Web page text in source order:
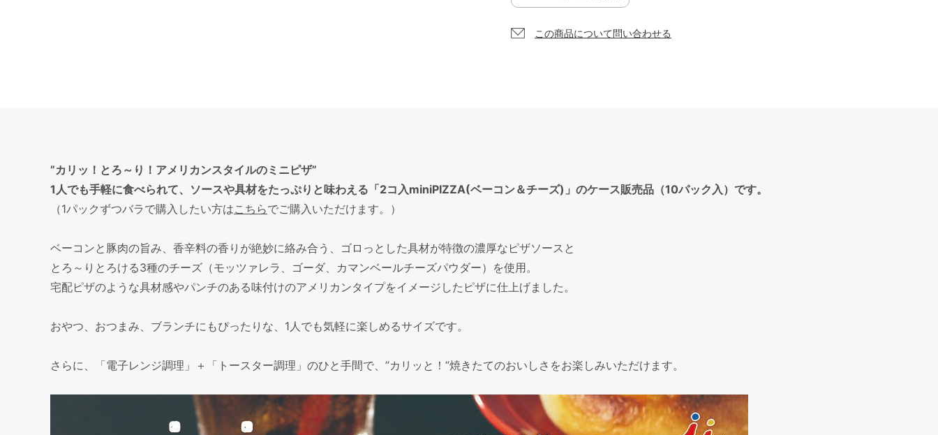
この商品について問い合わせる
”カリッ！とろ～り！アメリカンスタイルのミニピザ”
1人でも手軽に食べられて、ソースや具材をたっぷりと味わえる「2コ入miniPIZZA(ベーコン＆チーズ)」のケース販売品（10パック入）です。
（1パックずつバラで購入したい方はこちらでご購入いただけます。）
ベーコンと豚肉の旨み、香辛料の香りが絶妙に絡み合う、ゴロっとした具材が特徴の濃厚なピザソースと
とろ～りとろける3種のチーズ（モッツァレラ、ゴーダ、カマンベールチーズパウダー）を使用。
宅配ピザのような具材感やパンチのある味付けのアメリカンタイプをイメージしたピザに仕上げました。
おやつ、おつまみ、ブランチにもぴったりな、1人でも気軽に楽しめるサイズです。
さらに、「電子レンジ調理」＋「トースター調理」のひと手間で、”カリッと！”焼きたてのおいしさをお楽しみいただけます。